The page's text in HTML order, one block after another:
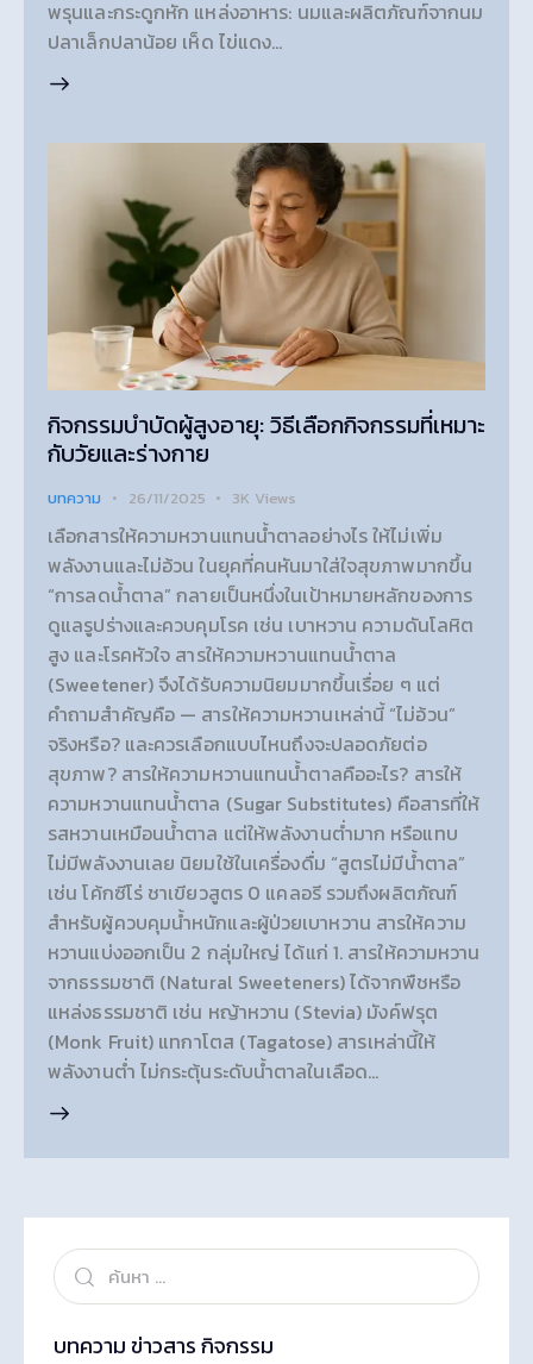
พรุนและกระดูกหัก แหล่งอาหาร: นมและผลิตภัณฑ์จากนม
ปลาเล็กปลาน้อย เห็ด ไข่แดง…
กิจกรรมบำบัดผู้สูงอายุ: วิธีเลือกกิจกรรมที่เหมาะ
กับวัยและร่างกาย
บทความ 26/11/2025 3K Views
เลือกสารให้ความหวานแทนน้ำตาลอย่างไร ให้ไม่เพิ่ม
พลังงานและไม่อ้วน ในยุคที่คนหันมาใส่ใจสุขภาพมากขึ้น
“การลดน้ำตาล” กลายเป็นหนึ่งในเป้าหมายหลักของการ
ดูแลรูปร่างและควบคุมโรค เช่น เบาหวาน ความดันโลหิต
สูง และโรคหัวใจ สารให้ความหวานแทนน้ำตาล
(Sweetener) จึงได้รับความนิยมมากขึ้นเรื่อย ๆ แต่
คำถามสำคัญคือ — สารให้ความหวานเหล่านี้ “ไม่อ้วน”
จริงหรือ? และควรเลือกแบบไหนถึงจะปลอดภัยต่อ
สุขภาพ? สารให้ความหวานแทนน้ำตาลคืออะไร? สารให้
ความหวานแทนน้ำตาล (Sugar Substitutes) คือสารที่ให้
รสหวานเหมือนน้ำตาล แต่ให้พลังงานต่ำมาก หรือแทบ
ไม่มีพลังงานเลย นิยมใช้ในเครื่องดื่ม “สูตรไม่มีน้ำตาล”
เช่น โค้กซีโร่ ชาเขียวสูตร 0 แคลอรี รวมถึงผลิตภัณฑ์
สำหรับผู้ควบคุมน้ำหนักและผู้ป่วยเบาหวาน สารให้ความ
หวานแบ่งออกเป็น 2 กลุ่มใหญ่ ได้แก่ 1. สารให้ความหวาน
จากธรรมชาติ (Natural Sweeteners) ได้จากพืชหรือ
แหล่งธรรมชาติ เช่น หญ้าหวาน (Stevia) มังค์ฟรุต
(Monk Fruit) แทกาโตส (Tagatose) สารเหล่านี้ให้
พลังงานต่ำ ไม่กระตุ้นระดับน้ำตาลในเลือด…
บทความ ข่าวสาร กิจกรรม